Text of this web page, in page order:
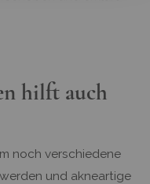
hilft auch
noch verschiedene
und akneartige